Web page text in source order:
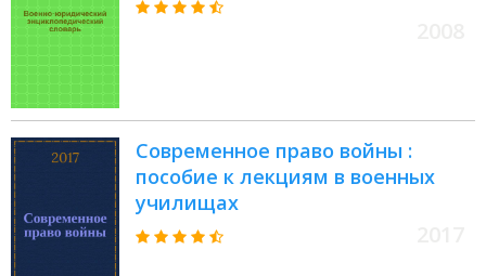
Современное право войны :
пособие к лекциям в военных
училищах